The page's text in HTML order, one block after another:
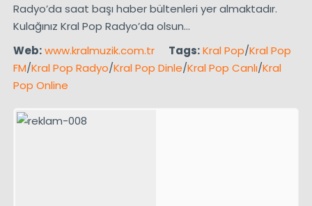
Radyo’da saat başı haber bültenleri yer almaktadır.
Kulağınız Kral Pop Radyo’da olsun…
Web:www.kralmuzik.com.tr Tags:Kral Pop/Kral Pop
FM/Kral Pop Radyo/Kral Pop Dinle/Kral Pop Canlı/Kral
Pop Online